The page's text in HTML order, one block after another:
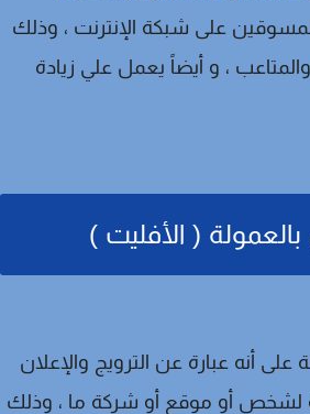
على شبكة الإنترنت ، وذلك
، و أيضاً يعمل علي زيادة
( الأفليت )
أنه عبارة عن الترويج والإعلان
لشخص أو موقع أو شركة ما ، وذلك